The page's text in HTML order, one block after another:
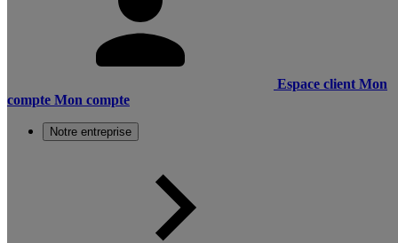
Espace client Mon
compte Mon compte
Notre entreprise